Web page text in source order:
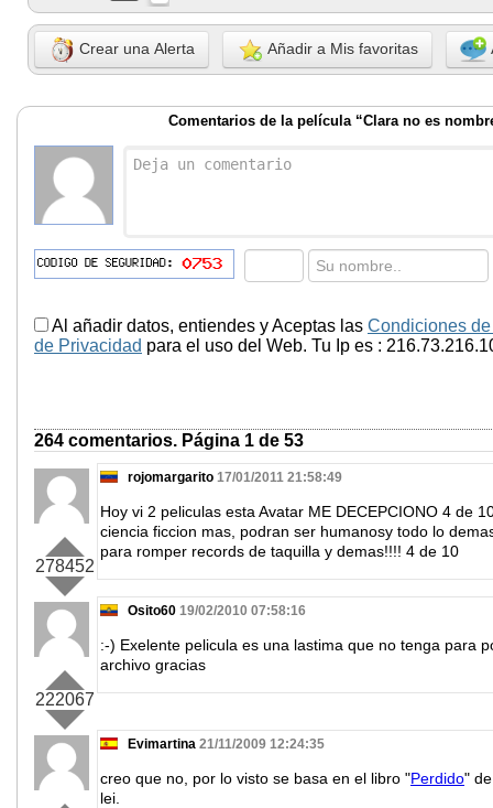
Crear una Alerta Añadir a Mis favoritas
Comentarios de la película “Clara no es
Al añadir datos, entiendes y Aceptas las Condiciones
de Privacidad para el uso del Web. Tu Ip es :
264 comentarios. Página 1 de 53
278452
rojomargarito 17/01/2011 21:58:49
Hoy vi 2 peliculas esta Avatar ME DECEPCIONO 4 de
ciencia ficcion mas, podran ser humanosy todo lo
para romper records de taquilla y demas!!!! 4 de 10
222067
Osito60 19/02/2010 07:58:16
:-) Exelente pelicula es una lastima que no tenga para
archivo gracias
Evimartina 21/11/2009 12:24:35
creo que no, por lo visto se basa en el libro "Perdido"
lei.